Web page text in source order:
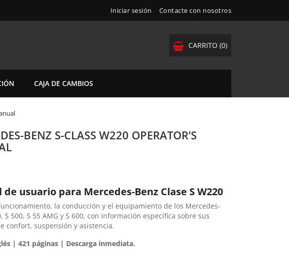
Iniciar sesión Contacte con nosotros
CARRITO (0)
CAJA DE CAMBIOS
BENZ S-CLASS W220 OPERATOR'S
usuario para Mercedes-Benz Clase S W220
la conducción y el equipamiento de los Mercedes-
S 500, S 55 AMG y S 600, con información específica sobre sus
confort, suspensión y asistencia.
| 421 páginas | Descarga inmediata.